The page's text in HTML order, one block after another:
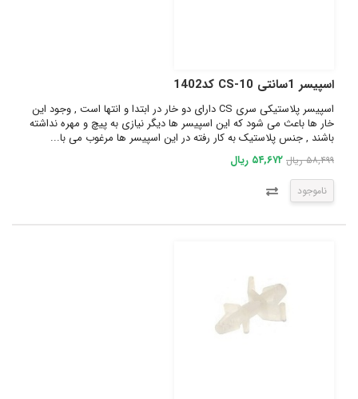
اسپیسر 1سانتی CS-10 کد1402
اسپیسر پلاستیکی سری CS دارای دو خار در ابتدا و انتها است , وجود این
خار ها باعث می شود که این اسپیسر ها دیگر نیازی به پیچ و مهره نداشته
باشند , جنس پلاستیک به کار رفته در این اسپیسر ها مرغوب می با...
۵۸,۴۹۹ ریال ۵۴,۶۷۲ ریال
ناموجود